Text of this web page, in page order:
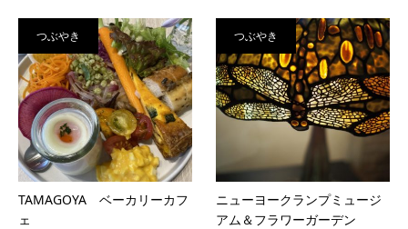
つぶやき
TAMAGOYA ベーカリーカフ
ェ
つぶやき
ニューヨークランプミュージ
アム＆フラワーガーデン